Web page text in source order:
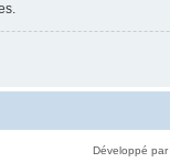
Développé par